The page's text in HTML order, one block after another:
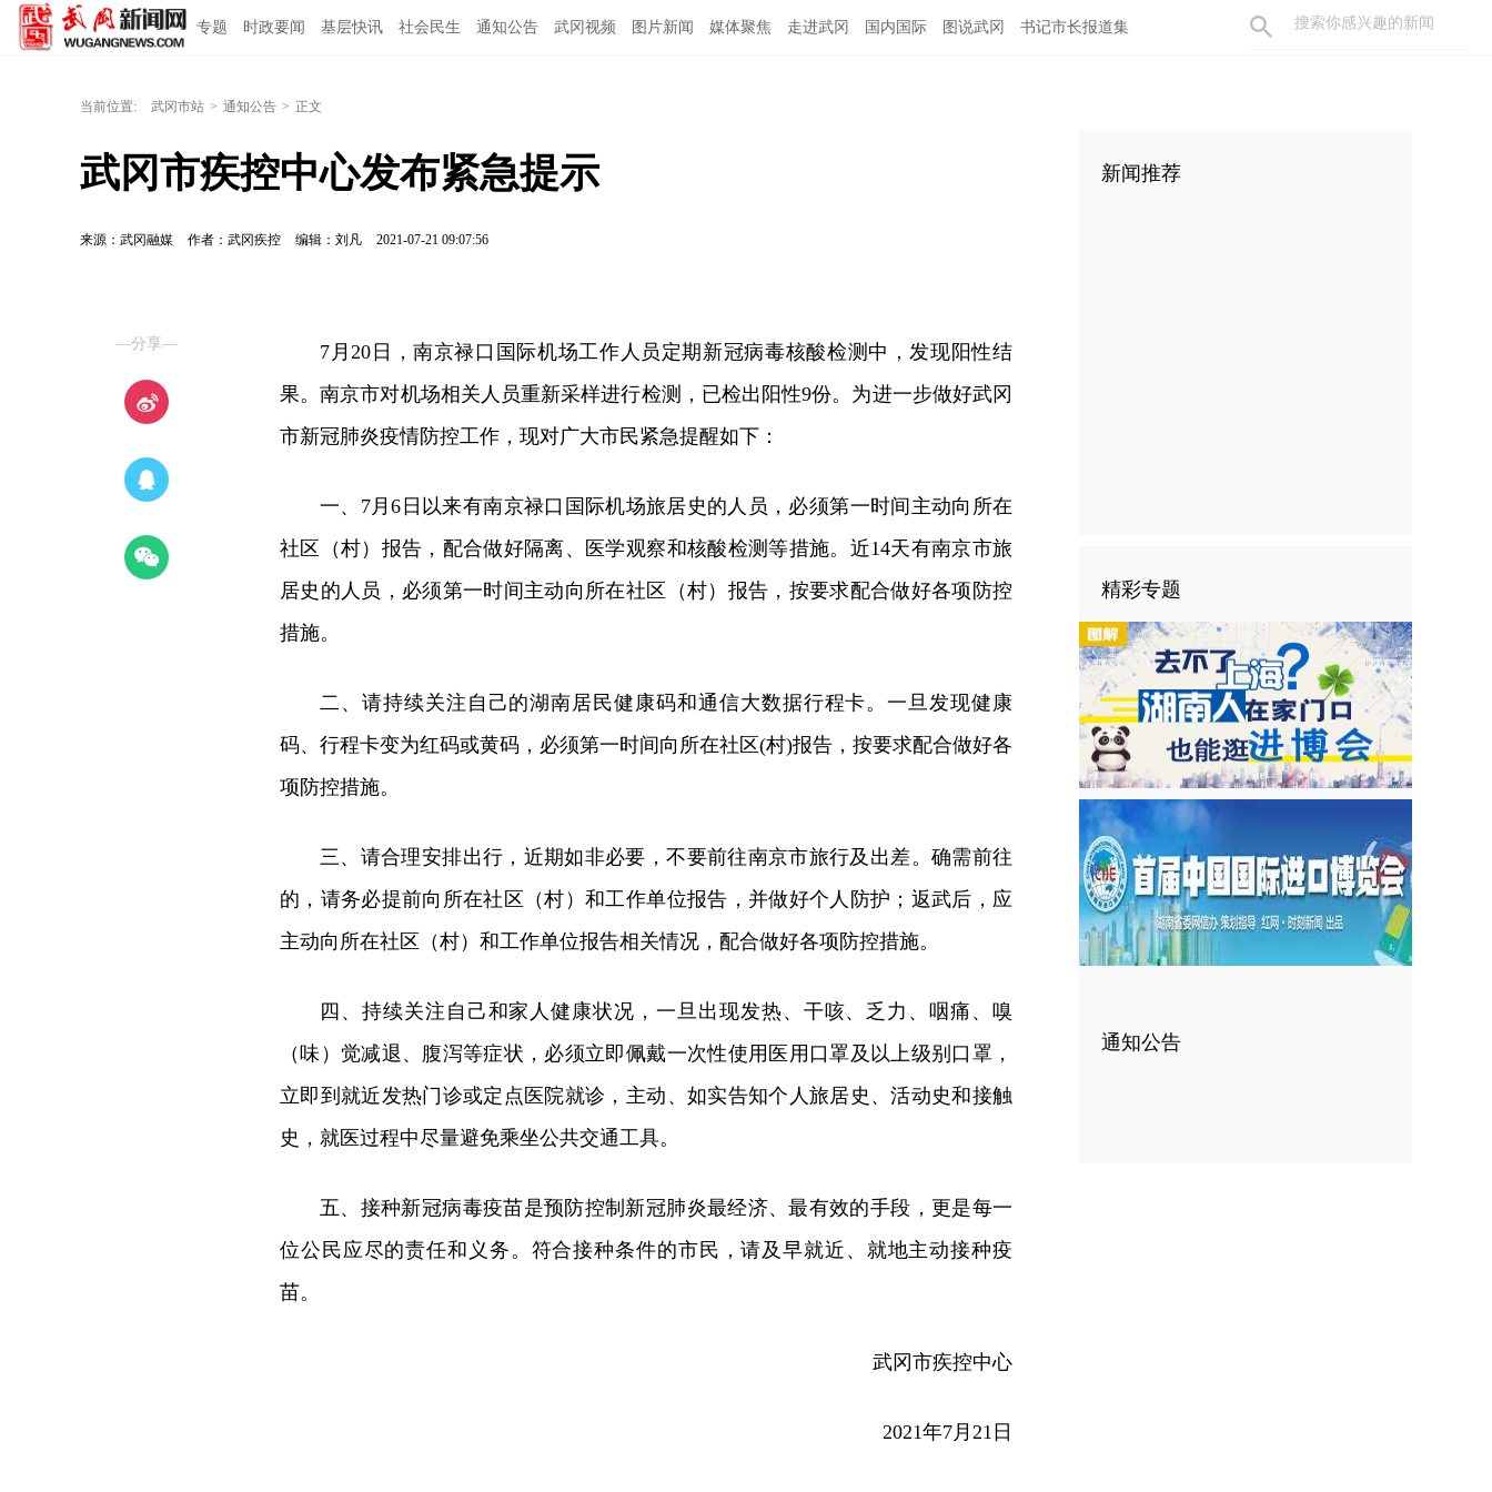
专题 时政要闻 基层快讯 社会民生 通知公告 武冈视频 图片新闻 媒体聚焦 走进武冈 国内国际 图说武冈 书记市长报道集
当前位置: 武冈市站 > 通知公告 > 正文
武冈市疾控中心发布紧急提示
来源：武冈融媒 作者：武冈疾控 编辑：刘凡 2021-07-21 09:07:56
—分享—
7月20日，南京禄口国际机场工作人员定期新冠病毒核酸检测中，发现阳性结
果。南京市对机场相关人员重新采样进行检测，已检出阳性9份。为进一步做好武冈
市新冠肺炎疫情防控工作，现对广大市民紧急提醒如下：
一、7月6日以来有南京禄口国际机场旅居史的人员，必须第一时间主动向所在
社区（村）报告，配合做好隔离、医学观察和核酸检测等措施。近14天有南京市旅
居史的人员，必须第一时间主动向所在社区（村）报告，按要求配合做好各项防控
措施。
二、请持续关注自己的湖南居民健康码和通信大数据行程卡。一旦发现健康
码、行程卡变为红码或黄码，必须第一时间向所在社区(村)报告，按要求配合做好各
项防控措施。
三、请合理安排出行，近期如非必要，不要前往南京市旅行及出差。确需前往
的，请务必提前向所在社区（村）和工作单位报告，并做好个人防护；返武后，应
主动向所在社区（村）和工作单位报告相关情况，配合做好各项防控措施。
四、持续关注自己和家人健康状况，一旦出现发热、干咳、乏力、咽痛、嗅
（味）觉减退、腹泻等症状，必须立即佩戴一次性使用医用口罩及以上级别口罩，
立即到就近发热门诊或定点医院就诊，主动、如实告知个人旅居史、活动史和接触
史，就医过程中尽量避免乘坐公共交通工具。
五、接种新冠病毒疫苗是预防控制新冠肺炎最经济、最有效的手段，更是每一
位公民应尽的责任和义务。符合接种条件的市民，请及早就近、就地主动接种疫
苗。
武冈市疾控中心
2021年7月21日
新闻推荐
精彩专题
通知公告